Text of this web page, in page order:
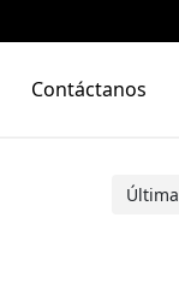
Contáctanos